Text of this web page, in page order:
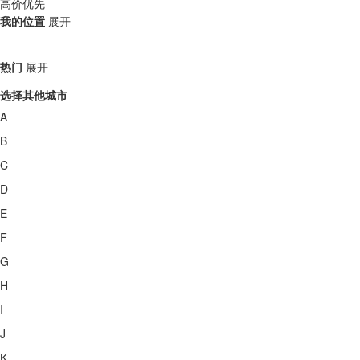
我的位置 展开
热门 展开
选择其他城市
A
B
C
D
E
F
G
H
I
J